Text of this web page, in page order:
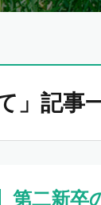
」記事
第二新卒